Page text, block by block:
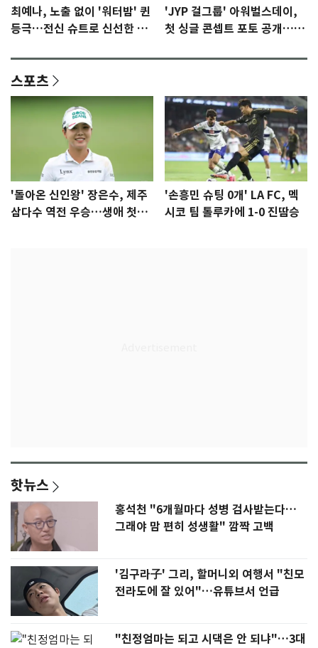
최예나, 노출 없이 '워터밤' 퀸
등극…전신 슈트로 신선한 충
'JYP 걸그룹' 아워벌스데이,
첫 싱글 콘셉트 포토 공개…청
스포츠
'돌아온 신인왕' 장은수, 제주
삼다수 역전 우승…생애 첫승
'손흥민 슈팅 0개' LA FC, 멕
시코 팀 톨루카에 1-0 진땀승
핫뉴스
홍석천 "6개월마다 성병 검사받는다…
그래야 맘 편히 성생활" 깜짝 고백
'김구라子' 그리, 할머니외 여행서 "친모
전라도에 잘 있어"…유튜브서 언급
"친정엄마는 되고 시댁은 안 되냐"…3대